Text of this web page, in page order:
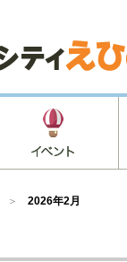
＞ 2026年2月